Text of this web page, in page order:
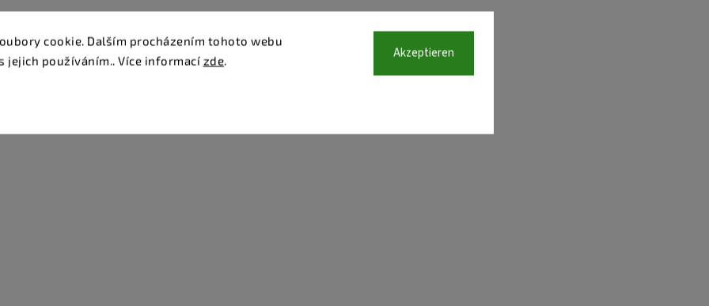
cookie. Dalším procházením tohoto webu
jejich používáním.. Více informací zde. Akzeptieren